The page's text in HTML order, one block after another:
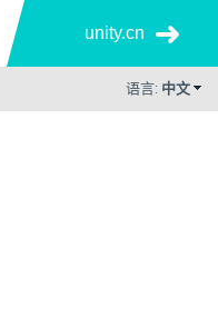
unity.cn
语言: 中文